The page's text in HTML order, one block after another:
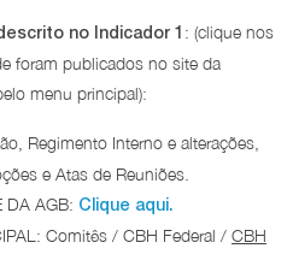
no Indicador 1 : (clique nos
foram publicados no site da
menu principal):
Regimento Interno e alterações,
e Atas de Reuniões.
DA AGB: Clique aqui.
Comitês / CBH Federal / CBH